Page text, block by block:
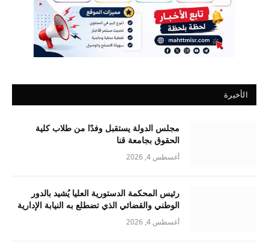
الأخيرة
مجلس الدولة يستقبل وفدًا من طلاب كلية
الحقوق بجامعة قنا
أغسطس 4, 2026
رئيس المحكمة الدستورية العليا يُشيد بالدور
الوطني والقضائي الذي تضطلع به النيابة الإدارية
أغسطس 4, 2026